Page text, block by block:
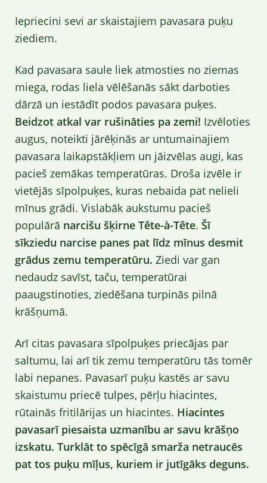
Iepriecini sevi ar skaistajiem pavasara puķu
ziediem.
Kad pavasara saule liek atmosties no ziemas
miega, rodas liela vēlēšanās sākt darboties
dārzā un iestādīt podos pavasara puķes.
Beidzot atkal var rušināties pa zemi! Izvēloties
augus, noteikti jārēķinās ar untumainajiem
pavasara laikapstākļiem un jāizvēlas augi, kas
pacieš zemākas temperatūras. Droša izvēle ir
vietējās sīpolpuķes, kuras nebaida pat nelieli
mīnus grādi. Vislabāk aukstumu pacieš
populārā narcišu šķirne Tête-à-Tête. Šī
sīkziedu narcise panes pat līdz mīnus desmit
grādus zemu temperatūru. Ziedi var gan
nedaudz savīst, taču, temperatūrai
paaugstinoties, ziedēšana turpinās pilnā
krāšņumā.
Arī citas pavasara sīpolpuķes priecājas par
saltumu, lai arī tik zemu temperatūru tās tomēr
labi nepanes. Pavasarī puķu kastēs ar savu
skaistumu priecē tulpes, pērļu hiacintes,
rūtainās fritilārijas un hiacintes. Hiacintes
pavasarī piesaista uzmanību ar savu krāšņo
izskatu. Turklāt to spēcīgā smarža netraucēs
pat tos puķu mīļus, kuriem ir jutīgāks deguns.